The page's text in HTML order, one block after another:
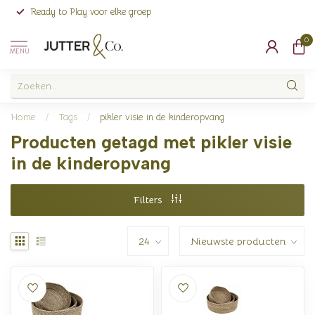
Ready to Play voor elke groep
MENU
0
Home / Tags / pikler visie in de kinderopvang
Producten getagd met pikler visie
in de kinderopvang
Filters